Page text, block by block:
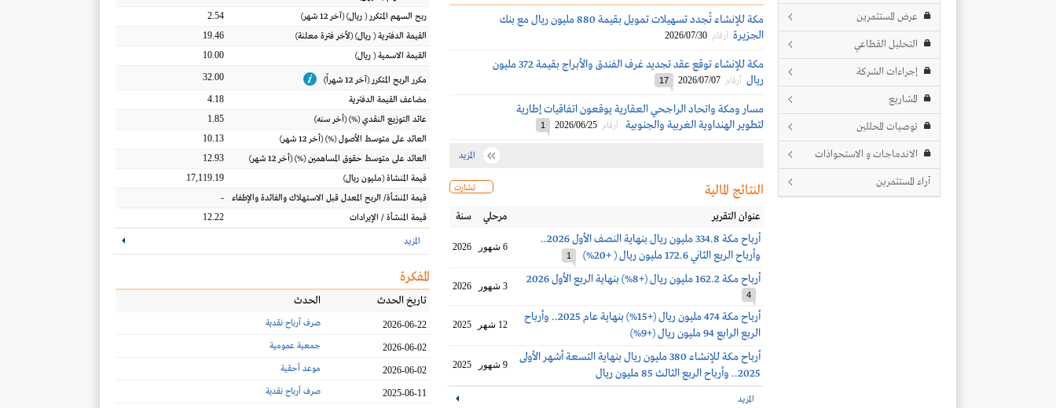
عرض المستثمرين
التحليل القطاعي
إجراءات الشركة
المشاريع
توصيات المحللين
الاندماجات و الاستحواذات
آراء المستثمرين
مكة للإنشاء تُجدد تسهيلات تمويل بقيمة 880 مليون ريال مع بنك
الجزيرة أرقام 2026/07/30
مكة للإنشاء توقع عقد تجديد غرف الفندق والأبراج بقيمة 372 مليون
ريال أرقام 2026/07/07
17
مسار ومكة واتحاد الراجحي العقارية يوقعون اتفاقيات إطارية
لتطوير الهنداوية الغربية والجنوبية
أرقام 2026/06/25
1
المزيد
تشارت النتائج المالية
عنوان التقرير مرحلي سنة
أرباح مكة 334.8 مليون ريال بنهاية النصف الأول 2026..
وأرباح الربع الثاني 172.6 مليون ريال ( +20%)
1
6 شهور 2026
أرباح مكة 162.2 مليون ريال (+8%) بنهاية الربع الأول 2026
4
3 شهور 2026
أرباح مكة 474 مليون ريال (+15%) بنهاية عام 2025.. وأرباح
الربع الرابع 94 مليون ريال (+9%)
12 شهر 2025
أرباح مكة للإنشاء 380 مليون ريال بنهاية التسعة أشهر الأولى
2025.. وأرباح الربع الثالث 85 مليون ريال
9 شهور 2025
المزيد
ربح السهم المتكرر( ريال) (آخر 12 شهر)
2.54
القيمة الدفترية( ريال) (لأخر فترة معلنة)
19.46
القيمة الاسمية( ريال)
10.00
مكرر الربح المتكرر (آخر 12 شهراً) 32.00
مضاعف القيمة الدفترية
4.18
عائد التوزيع النقدي(%) (أخر سنه)
1.85
العائد على متوسط الأصول(%) (أخر 12 شهر)
10.13
العائد على متوسط حقوق المساهمين(%) (أخر 12 شهر)
12.93
قيمة المنشاة(مليون ريال)
17,119.19
قيمة المنشأة/ الربح المعدل قبل الاستهلاك والفائدة والإطفاء
-
قيمة المنشأة / الإيرادات
12.22
المزيد
المفكرة
تاريخ الحدث الحدث
2026-06-22 صرف أرباح نقدية
2026-06-02 جمعية عمومية
2026-06-02 موعد أحقية
2025-06-11 صرف أرباح نقدية